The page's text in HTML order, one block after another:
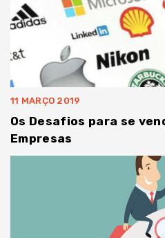
11 MARÇO 2019
Os Desafios para se
Empresas